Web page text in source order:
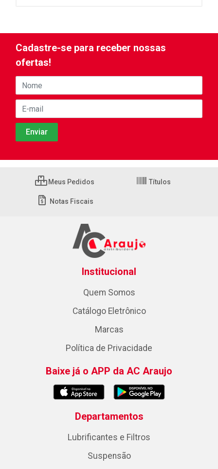
Cadastre-se para receber nossas
ofertas!
Meus Pedidos Títulos
Notas Fiscais
Institucional
Quem Somos
Catálogo Eletrônico
Marcas
Política de Privacidade
Baixe já o APP da AC Araujo
Departamentos
Lubrificantes e Filtros
Suspensão